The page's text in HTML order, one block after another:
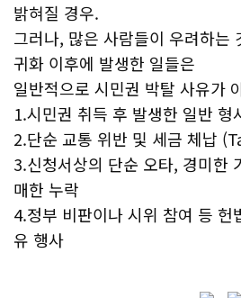
밝혀질 경우.
그러나, 많은 사람들이 우려하는
귀화 이후에 발생한 일들은
일반적으로 시민권 박탈 사유가
1.시민권 취득 후 발생한 일반 형
2.단순 교통 위반 및 세금 체납
3.신청서상의 단순 오타, 경미한
매한 누락
4.정부 비판이나 시위 참여 등 헌
유 행사